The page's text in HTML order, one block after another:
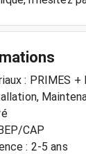
: PRIMES +
CAP
: 2-5 ans